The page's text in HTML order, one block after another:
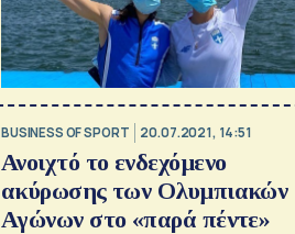
BUSINESS OF SPORT 20.07.2021, 14:51
Ανοιχτό το ενδεχόμενο
ακύρωσης των Ολυμπιακών
Αγώνων στο «παρά πέντε»